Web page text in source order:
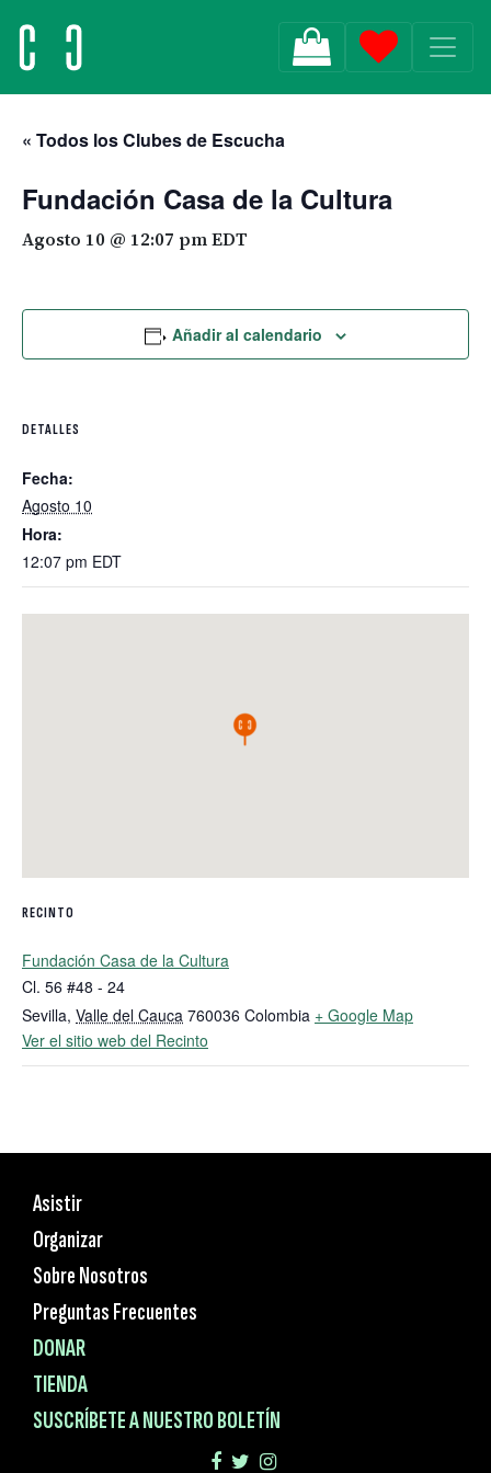
MAIN NAVIGATION
« Todos los Clubes de Escucha
Fundación Casa de la Cultura
Agosto 10 @ 12:07 pmEDT
Añadir al calendario
DETALLES
Fecha:
Agosto 10
Hora:
12:07 pm EDT
RECINTO
Fundación Casa de la Cultura
Cl. 56 #48 - 24
Sevilla, Valle del Cauca 760036 Colombia + Google Map
Ver el sitio web del Recinto
Asistir
Organizar
Sobre Nosotros
Preguntas Frecuentes
DONAR
TIENDA
SUSCRÍBETE A NUESTRO BOLETÍN